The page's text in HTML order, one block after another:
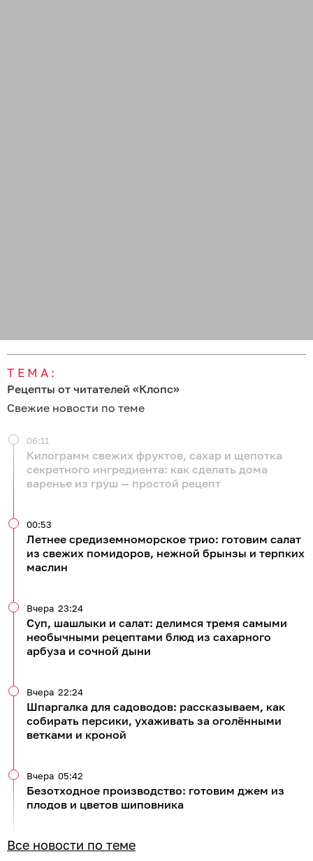
ТЕМА:
Рецепты от читателей «Клопс»
Свежие новости по теме
Килограмм свежих фруктов, сахар и щепотка
секретного ингредиента: как сделать дома
варенье из груш — простой рецепт
06:11
Летнее средиземноморское трио: готовим салат
из свежих помидоров, нежной брынзы и терпких
маслин
00:53
Суп, шашлыки и салат: делимся тремя самыми
необычными рецептами блюд из сахарного
арбуза и сочной дыни
Вчера 23:24
Шпаргалка для садоводов: рассказываем, как
собирать персики, ухаживать за оголёнными
ветками и кроной
Вчера 22:24
Безотходное производство: готовим джем из
плодов и цветов шиповника
Вчера 05:42
Все новости по теме